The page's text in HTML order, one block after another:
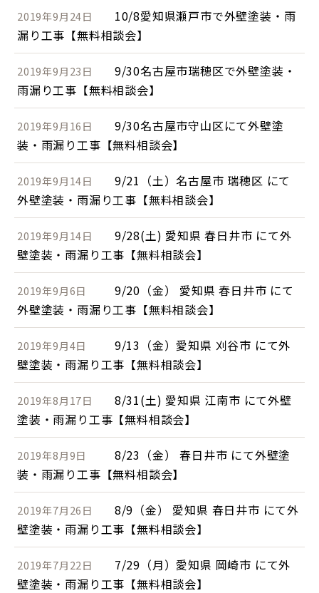
2019年9月24日
10/8愛知県瀬戸市で外壁塗装・雨
漏り工事【無料相談会】
2019年9月23日
9/30名古屋市瑞穂区で外壁塗装・
雨漏り工事【無料相談会】
2019年9月16日
9/30名古屋市守山区にて外壁塗
装・雨漏り工事【無料相談会】
2019年9月14日
9/21（土）名古屋市 瑞穂区 にて
外壁塗装・雨漏り工事【無料相談会】
2019年9月14日
9/28(土) 愛知県 春日井市 にて外
壁塗装・雨漏り工事【無料相談会】
2019年9月6日
9/20（金） 愛知県 春日井市 にて
外壁塗装・雨漏り工事【無料相談会】
2019年9月4日
9/13（金）愛知県 刈谷市 にて外
壁塗装・雨漏り工事【無料相談会】
2019年8月17日
8/31(土) 愛知県 江南市 にて外壁
塗装・雨漏り工事【無料相談会】
2019年8月9日
8/23（金） 春日井市 にて外壁塗
装・雨漏り工事【無料相談会】
2019年7月26日
8/9（金） 愛知県 春日井市 にて外
壁塗装・雨漏り工事【無料相談会】
2019年7月22日
7/29（月）愛知県 岡崎市 にて外
壁塗装・雨漏り工事【無料相談会】